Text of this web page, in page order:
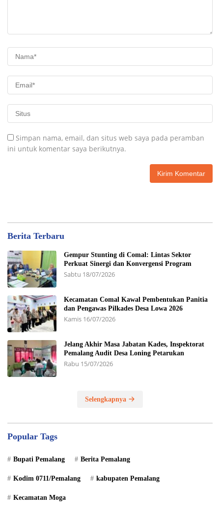
Simpan nama, email, dan situs web saya pada peramban
ini untuk komentar saya berikutnya.
Berita Terbaru
Gempur Stunting di Comal: Lintas Sektor
Perkuat Sinergi dan Konvergensi Program
Sabtu 18/07/2026
Kecamatan Comal Kawal Pembentukan Panitia
dan Pengawas Pilkades Desa Lowa 2026
Kamis 16/07/2026
Jelang Akhir Masa Jabatan Kades, Inspektorat
Pemalang Audit Desa Loning Petarukan
Rabu 15/07/2026
Selengkapnya
Popular Tags
Bupati Pemalang Berita Pemalang
Kodim 0711/Pemalang kabupaten Pemalang
Kecamatan Moga